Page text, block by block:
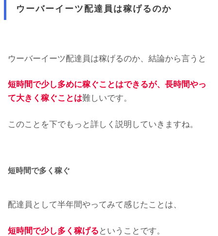
ウーバーイーツ配達員は稼げるのか
ウーバーイーツ配達員は稼げるのか、結論から言うと
短時間で少し多めに稼ぐことはできるが、長時間やっ
て大きく稼ぐことは難しいです。
このことを下でもっと詳しく説明していきますね。
短時間で多く稼ぐ
配達員として半年間やってみて感じたことは、
短時間で少し多く稼げる ということです。